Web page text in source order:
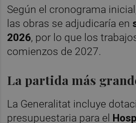
Según el cronograma
las obras se adjudicaría en
2026, por lo que los
comienzos de 2027.
La partida más
La Generalitat incluye
presupuestaria para el